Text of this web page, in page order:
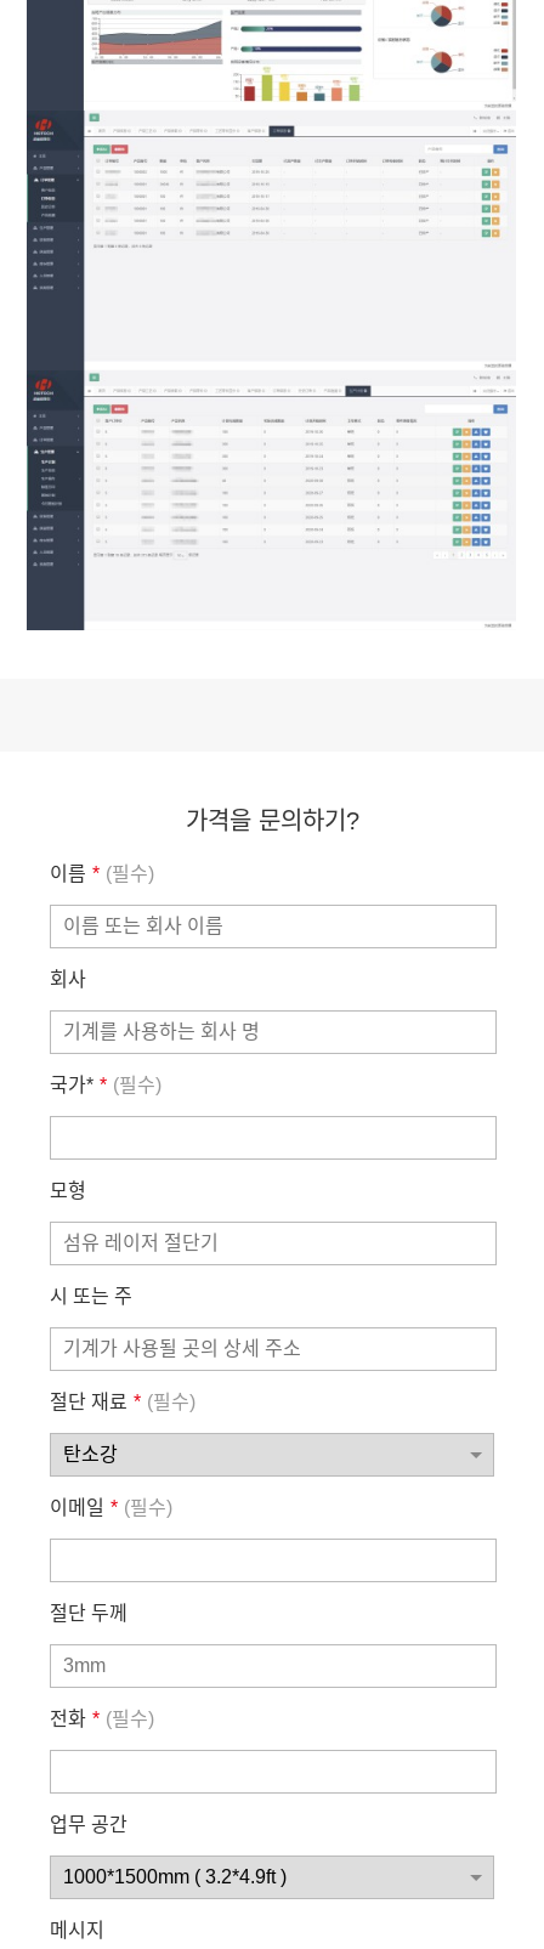
가격을 문의하기?
이름 * (필수)
회사
국가* * (필수)
모형
시 또는 주
절단 재료 * (필수)
이메일 * (필수)
절단 두께
전화 * (필수)
업무 공간
메시지